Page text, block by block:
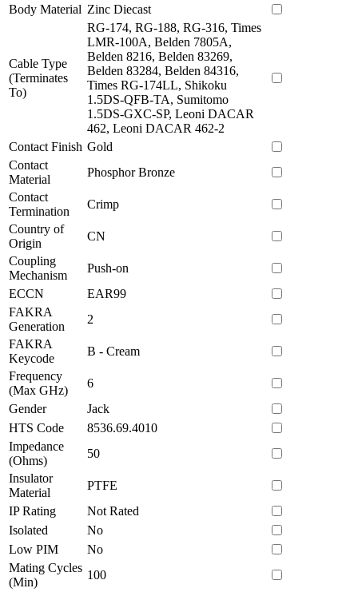
Body Material Zinc Diecast
Cable Type
(Terminates
To)
RG-174, RG-188, RG-316, Times
LMR-100A, Belden 7805A,
Belden 8216, Belden 83269,
Belden 83284, Belden 84316,
Times RG-174LL, Shikoku
1.5DS-QFB-TA, Sumitomo
1.5DS-GXC-SP, Leoni DACAR
462, Leoni DACAR 462-2
Contact Finish Gold
Contact
Material
Phosphor Bronze
Contact
Termination
Crimp
Country of
Origin
CN
Coupling
Mechanism
Push-on
ECCN
EAR99
FAKRA
Generation
2
FAKRA
Keycode
B - Cream
Frequency
(Max GHz)
6
Gender
Jack
HTS Code
8536.69.4010
Impedance
(Ohms)
50
Insulator
Material
PTFE
IP Rating
Not Rated
Isolated
No
Low PIM
No
Mating Cycles
(Min)
100